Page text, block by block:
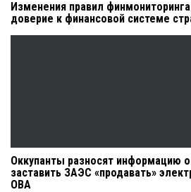
Изменения правил
доверие к финансовой системе
Оккупанты разносят информацию
заставить ЗАЭС «продавать»
ОВА